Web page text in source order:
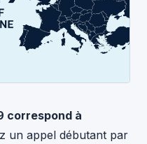
correspond à
un appel débutant par